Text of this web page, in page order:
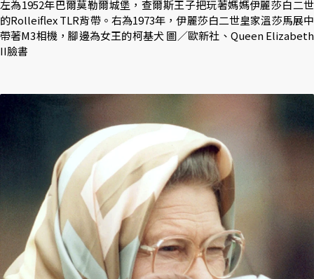
左為1952年巴爾莫勒爾城堡，查爾斯王子把玩著媽媽伊麗莎白二世
的Rolleiflex TLR背帶。右為1973年，伊麗莎白二世皇家溫莎馬展中
帶著M3相機，腳邊為女王的柯基犬 圖／歐新社、Queen Elizabeth
II臉書